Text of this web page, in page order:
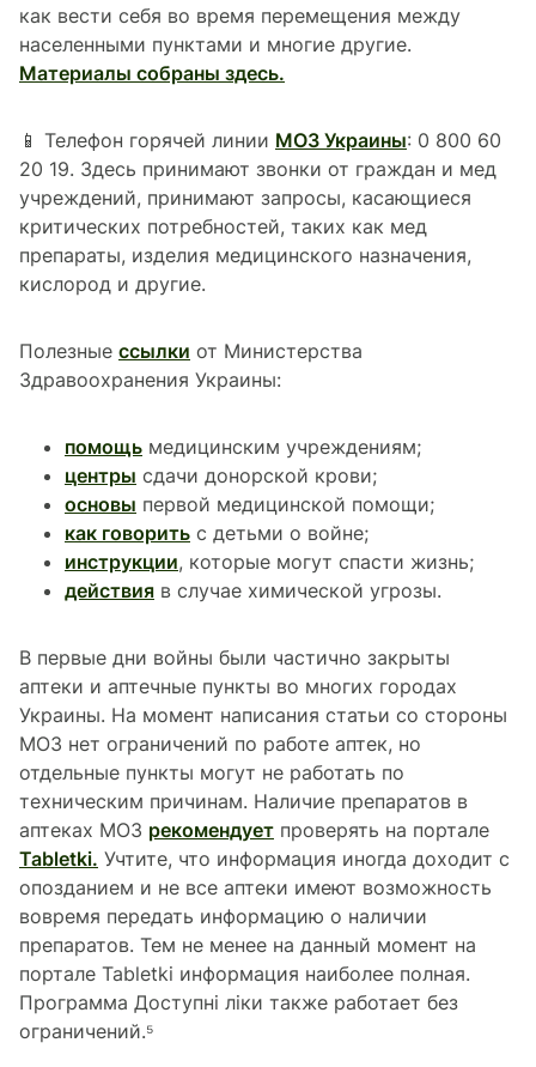
как вести себя во время перемещения между
населенными пунктами и многие другие.
Материалы собраны здесь.
📱 Телефон горячей линии МОЗ Украины: 0 800 60
20 19. Здесь принимают звонки от граждан и мед
учреждений, принимают запросы, касающиеся
критических потребностей, таких как мед
препараты, изделия медицинского назначения,
кислород и другие.
Полезные ссылки от Министерства
Здравоохранения Украины:
помощь медицинским учреждениям;
центры сдачи донорской крови;
основы первой медицинской помощи;
как говорить с детьми о войне;
инструкции, которые могут спасти жизнь;
действия в случае химической угрозы.
В первые дни войны были частично закрыты
аптеки и аптечные пункты во многих городах
Украины. На момент написания статьи со стороны
МОЗ нет ограничений по работе аптек, но
отдельные пункты могут не работать по
техническим причинам. Наличие препаратов в
аптеках МОЗ рекомендует проверять на портале
Tabletki. Учтите, что информация иногда доходит с
опозданием и не все аптеки имеют возможность
вовремя передать информацию о наличии
препаратов. Тем не менее на данный момент на
портале Tabletki информация наиболее полная.
Программа Доступні ліки также работает без
ограничений.⁵